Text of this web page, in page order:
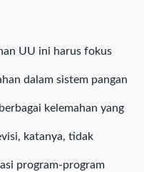
UU ini harus fokus
dalam sistem pangan
kelemahan yang
katanya, tidak
program-program